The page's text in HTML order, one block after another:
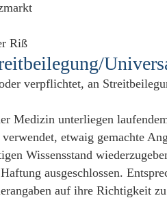
Riß
verpflichtet, an
Medizin unterliegen
etwaig gemachte
Wissensstand
ausgeschlossen.
auf ihre Richtigkeit